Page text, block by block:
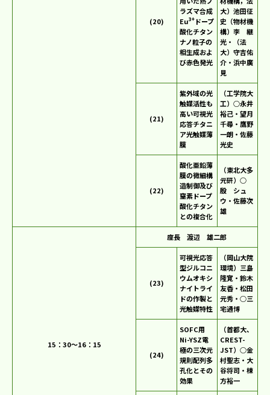
(20)
ラズマ合成
Eu3+ ドープ
酸化チタン
ナノ粒子の
相生成およ
び赤色発光
大）池田征
史（物材機
構）李 継
光・（法
大）守吉佑
介・浜中廣
見
(21)
紫外域の光
触媒活性も
高い可視光
応答チタニ
ア光触媒薄
膜
（工学院大
工）○永井
裕己・望月
千尋・鷹野
一朗・佐藤
光史
(22)
酸化亜鉛薄
膜の微細構
造制御及び
窒素ドープ
酸化チタン
との複合化
（東北大多
元研）○
殷 シュ
ウ・佐藤次
雄
15：30～16：15
座長 渡辺 雄二郎
(23)
可視光応答
型ジルコニ
ウムオキシ
ナイトライ
ドの作製と
光触媒特性
（岡山大院
環境）三島
隆寛・鈴木
友香・松田
元秀・○三
宅通博
(24)
SOFC用
Ni-YSZ電
極の三次元
規則配列多
孔化とその
効果
（首都大、
CREST-
JST）○金
村聖志・大
谷将司・棟
方裕一